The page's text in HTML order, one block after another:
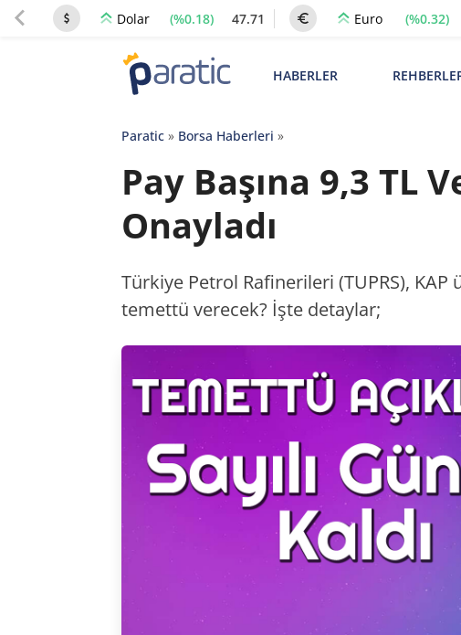
Dolar (%0.18) 47.71 Euro (%0.32)
HABERLER
Paratic» Borsa Haberleri »
Pay Başına 9,3 TL
Onayladı
Türkiye Petrol Rafinerileri (TUPRS), KAP
temettü verecek? İşte detaylar;